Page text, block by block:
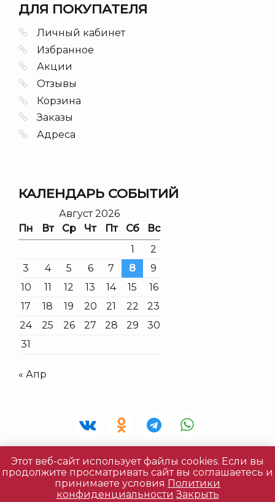
ДЛЯ ПОКУПАТЕЛЯ
Личный кабинет
Избранное
Акции
Отзывы
Корзина
Заказы
Адреса
КАЛЕНДАРЬ СОБЫТИЙ
Август 2026
Пн
Вт Ср Чт Пт Сб
Вс
1
2
3
4 5 6 7 8
9
10
11 12 13 14 15
16
17
18 19 20 21 22
23
24
25 26 27 28 29
30
31
« Апр
Все права защищены © 2026 «Живая Фантазия» |
Политика конфиденциальности|
Этот веб-сайт использует файлы cookies. Если вы
продолжите просматривать сайт вы соглашаетесь и
принимаете условия Политики
конфиденциальности Закрыть